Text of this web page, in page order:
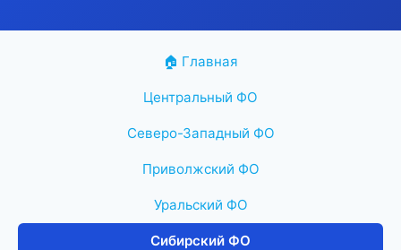
🏠 Главная
Центральный ФО
Северо-Западный ФО
Приволжский ФО
Уральский ФО
Сибирский ФО